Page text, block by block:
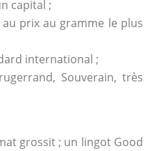
capital ;
au prix au gramme le plus
international ;
Souverain, très
grossit ; un lingot Good